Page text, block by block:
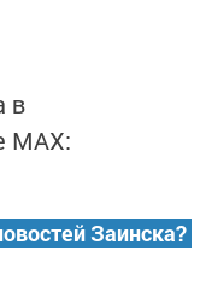
в
MАХ:
Заинска?